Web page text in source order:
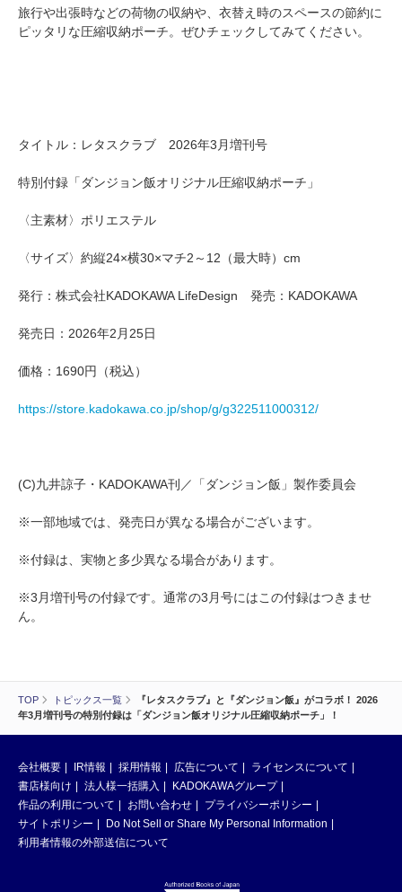
TOP トピックス一覧
『レタスクラブ』と『ダンジョン飯』がコラボ！ 2026
年3月増刊号の特別付録は「ダンジョン飯オリジナル圧縮収納ポーチ」！
旅行や出張時などの荷物の収納や、衣替え時のスペースの節約に
ピッタリな圧縮収納ポーチ。ぜひチェックしてみてください。
タイトル：レタスクラブ 2026年3月増刊号
特別付録「ダンジョン飯オリジナル圧縮収納ポーチ」
〈主素材〉ポリエステル
〈サイズ〉約縦24×横30×マチ2～12（最大時）cm
発行：株式会社KADOKAWA LifeDesign 発売：KADOKAWA
発売日：2026年2月25日
価格：1690円（税込）
https://store.kadokawa.co.jp/shop/g/g322511000312/
(C)九井諒子・KADOKAWA刊／「ダンジョン飯」製作委員会
※一部地域では、発売日が異なる場合がございます。
※付録は、実物と多少異なる場合があります。
※3月増刊号の付録です。通常の3月号にはこの付録はつきませ
ん。
会社概要 IR情報 採用情報 広告について
ライセンスについて
書店様向け
法人様一括購入
KADOKAWAグループ
作品の利用について
お問い合わせ
プライバシーポリシー
サイトポリシー
Do Not Sell or Share My Personal Information
利用者情報の外部送信について